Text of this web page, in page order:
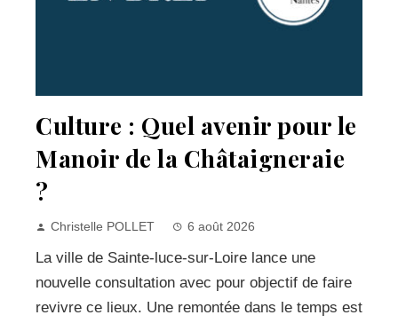
Culture : Quel avenir pour le
Manoir de la Châtaigneraie
?
Christelle POLLET 6 août 2026
La ville de Sainte-luce-sur-Loire lance une
nouvelle consultation avec pour objectif de faire
revivre ce lieux. Une remontée dans le temps est